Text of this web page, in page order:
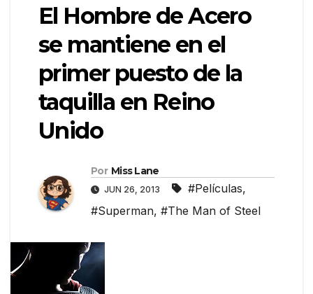
El Hombre de Acero
se mantiene en el
primer puesto de la
taquilla en Reino
Unido
Por Miss Lane
JUN 26, 2013 #Películas,
#Superman, #The Man of Steel